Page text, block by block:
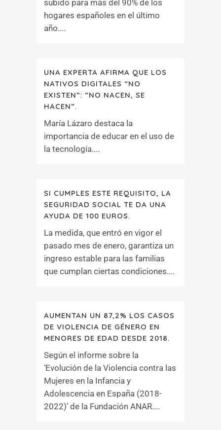
subido para más del 90% de los
hogares españoles en el último
año....
UNA EXPERTA AFIRMA QUE LOS
NATIVOS DIGITALES “NO
EXISTEN”: “NO NACEN, SE
HACEN”.
María Lázaro destaca la
importancia de educar en el uso de
la tecnología....
SI CUMPLES ESTE REQUISITO, LA
SEGURIDAD SOCIAL TE DA UNA
AYUDA DE 100 EUROS.
La medida, que entró en vigor el
pasado mes de enero, garantiza un
ingreso estable para las familias
que cumplan ciertas condiciones....
AUMENTAN UN 87,2% LOS CASOS
DE VIOLENCIA DE GÉNERO EN
MENORES DE EDAD DESDE 2018.
Según el informe sobre la
‘Evolución de la Violencia contra las
Mujeres en la Infancia y
Adolescencia en España (2018-
2022)’ de la Fundación ANAR....